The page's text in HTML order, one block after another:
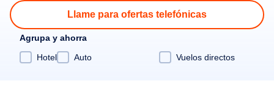
Llame para ofertas telefónicas
Agrupa y ahorra
Hotel
Auto Vuelos directos